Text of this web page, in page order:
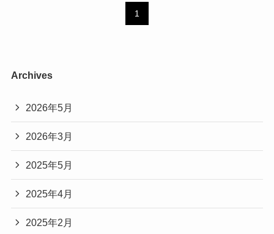
1
Archives
2026年5月
2026年3月
2025年5月
2025年4月
2025年2月